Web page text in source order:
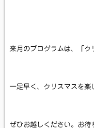
来月のプログラムは、「ク
一足早く、クリスマスを楽
ぜひお越しください。お